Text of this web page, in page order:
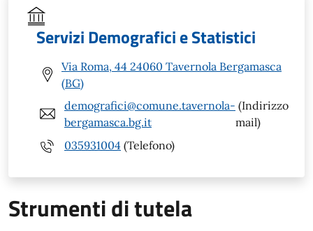
Servizi Demografici e Statistici
Via Roma, 44 24060 Tavernola Bergamasca
(BG)
demografici@comune.tavernola-
bergamasca.bg.it
(Indirizzo
mail)
035931004 (Telefono)
Strumenti di tutela